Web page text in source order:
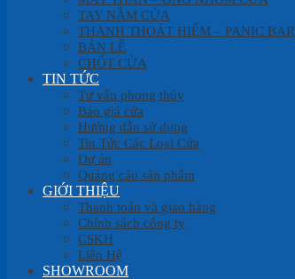
TAY NẮM CỬA
THANH THOÁT HIỂM – PANIC BAR
BẢN LỀ
CHỐT CỬA
TIN TỨC
Tư vấn phong thủy
Báo giá cửa
Hướng dẫn sử dụng
Tin Tức Các Loại Cửa
Dự án
Quảng cáo sản phẩm
GIỚI THIỆU
Thanh toán và giao hàng
Chính sách công ty
CSKH
Liên Hệ
SHOWROOM